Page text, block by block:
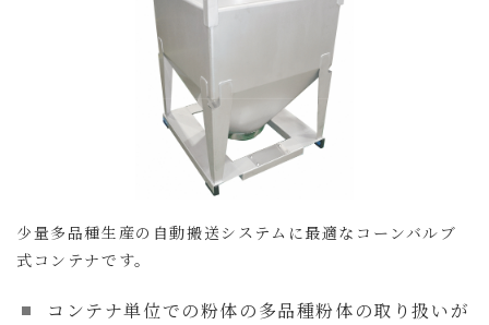
少量多品種生産の自動搬送システムに最適なコーンバルブ
式コンテナです。
コンテナ単位での粉体の多品種粉体の取り扱いが